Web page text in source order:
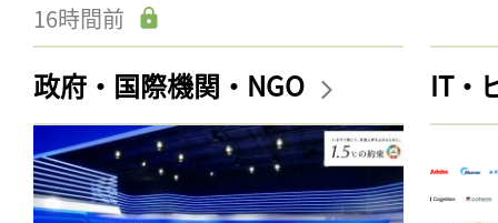
16時間前
政府・国際機関・NGO IT・